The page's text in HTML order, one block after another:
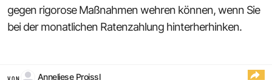
gegen rigorose Maßnahmen wehren können, wenn Sie
bei der monatlichen Ratenzahlung hinterherhinken.
Anneliese Proissl